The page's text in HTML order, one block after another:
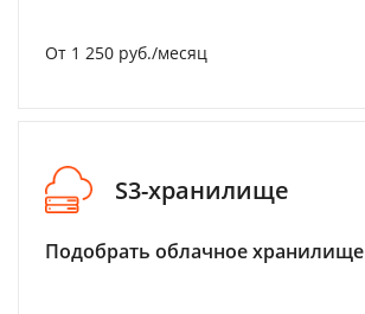
От 1 250 руб./месяц
S3-хранилище
Подобрать облачное хранилище